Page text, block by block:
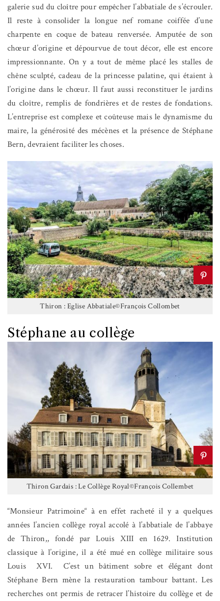
galerie sud du cloître pour empêcher l’abbatiale de s’écrouler.
Il reste à consolider la longue nef romane coiffée d’une
charpente en coque de bateau renversée. Amputée de son
chœur d’origine et dépourvue de tout décor, elle est encore
impressionnante. On y a tout de même placé les stalles de
chêne sculpté, cadeau de la princesse palatine, qui étaient à
l’origine dans le chœur. Il faut aussi reconstituer le jardins
du cloître, remplis de fondrières et de restes de fondations.
L’entreprise est complexe et coûteuse mais le dynamisme du
maire, la générosité des mécènes et la présence de Stéphane
Bern, devraient faciliter les choses.
Thiron : Eglise Abbatiale©François Collombet
Stéphane au collège
Thiron Gardais : Le Collège Royal©François Collembet
“Monsieur Patrimoine“ à en effet racheté il y a quelques
années l’ancien collège royal accolé à l’abbatiale de l’abbaye
de Thiron,, fondé par Louis XIII en 1629. Institution
classique à l’origine, il a été mué en collège militaire sous
Louis
XVI.
C’est un bâtiment sobre et élégant dont
Stéphane Bern mène la restauration tambour battant. Les
recherches ont permis de retracer l’histoire du collège et de